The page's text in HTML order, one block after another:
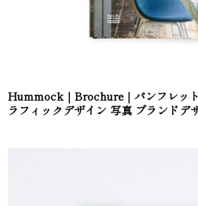
Hummock｜Brochure｜パンフレッ
ラフィックデザイン 写真 ブランドデ